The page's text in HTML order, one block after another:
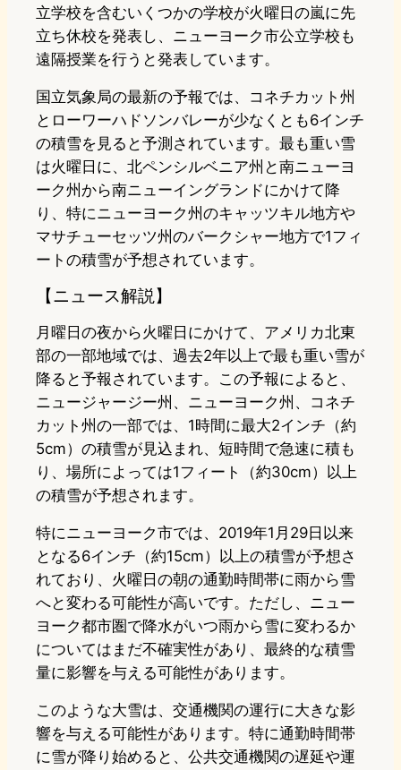
立学校を含むいくつかの学校が火曜日の嵐に先
立ち休校を発表し、ニューヨーク市公立学校も
遠隔授業を行うと発表しています。
国立気象局の最新の予報では、コネチカット州
とローワーハドソンバレーが少なくとも6インチ
の積雪を見ると予測されています。最も重い雪
は火曜日に、北ペンシルベニア州と南ニューヨ
ーク州から南ニューイングランドにかけて降
り、特にニューヨーク州のキャッツキル地方や
マサチューセッツ州のバークシャー地方で1フィ
ートの積雪が予想されています。
【ニュース解説】
月曜日の夜から火曜日にかけて、アメリカ北東
部の一部地域では、過去2年以上で最も重い雪が
降ると予報されています。この予報によると、
ニュージャージー州、ニューヨーク州、コネチ
カット州の一部では、1時間に最大2インチ（約
5cm）の積雪が見込まれ、短時間で急速に積も
り、場所によっては1フィート（約30cm）以上
の積雪が予想されます。
特にニューヨーク市では、2019年1月29日以来
となる6インチ（約15cm）以上の積雪が予想さ
れており、火曜日の朝の通勤時間帯に雨から雪
へと変わる可能性が高いです。ただし、ニュー
ヨーク都市圏で降水がいつ雨から雪に変わるか
についてはまだ不確実性があり、最終的な積雪
量に影響を与える可能性があります。
このような大雪は、交通機関の運行に大きな影
響を与える可能性があります。特に通勤時間帯
に雪が降り始めると、公共交通機関の遅延や運